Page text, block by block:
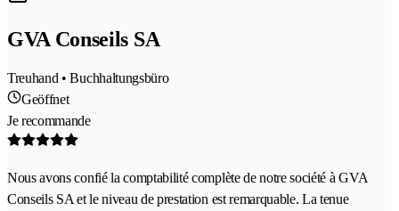
GVA Conseils SA
Treuhand • Buchhaltungsbüro
Geöffnet
Je recommande
Nous avons confié la comptabilité complète de notre société à GVA
Conseils SA et le niveau de prestation est remarquable. La tenue